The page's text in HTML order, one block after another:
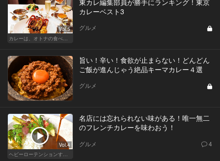
Vol.5
カレーは、オトナの食べ物です。
東カレ編集部員が勝手にランキング！東京
カレーベスト3
グルメ
旨い！辛い！食欲が止まらない！どんどん
ご飯が進んじゃう絶品キーマカレー４選
グルメ
Vol.4
ヘビーローテンションするカレー
名店には忘れられない味がある！唯一無二
のフレンチカレーを味わおう！
グルメ 4